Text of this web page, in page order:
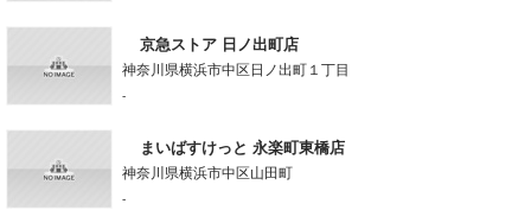
京急ストア 日ノ出町店
神奈川県横浜市中区日ノ出町１丁目
-
まいばすけっと 永楽町東橋店
神奈川県横浜市中区山田町
-